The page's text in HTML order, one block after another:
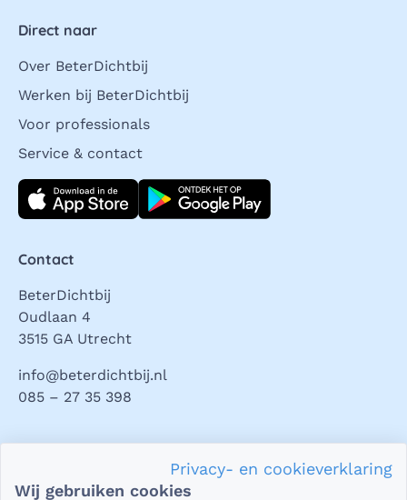
Direct naar
Over BeterDichtbij
Werken bij BeterDichtbij
Voor professionals
Service & contact
Download direct
Contact
BeterDichtbij
Oudlaan 4
3515 GA Utrecht
info@beterdichtbij.nl
085 – 27 35 398
Privacy en veiligheid
Als het gaat om je gezondheid, dan is het natuurlijk heel
Privacy- en cookieverklaring
Wij gebruiken cookies